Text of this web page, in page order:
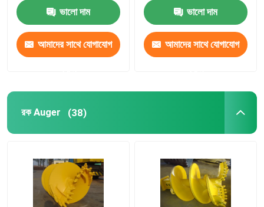
কারখানা ভ্রমণ
যোগাযোগ করুন
ভালো দাম
আমাদের সাথে যোগাযোগ
ভালো দাম
আমাদের সাথে যোগাযোগ
রক Auger (38)